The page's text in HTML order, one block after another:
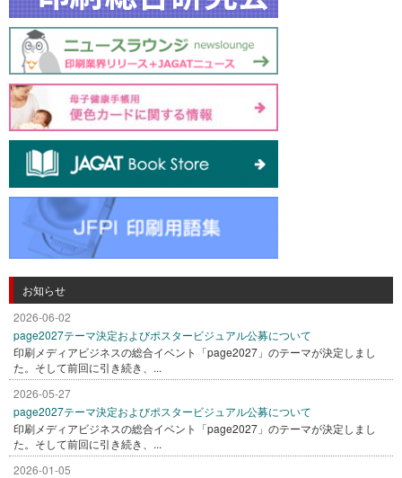
お知らせ
2026-06-02
page2027テーマ決定およびポスタービジュアル公募について
印刷メディアビジネスの総合イベント「page2027」のテーマが決定しまし
た。そして前回に引き続き、...
2026-05-27
page2027テーマ決定およびポスタービジュアル公募について
印刷メディアビジネスの総合イベント「page2027」のテーマが決定しまし
た。そして前回に引き続き、...
2026-01-05